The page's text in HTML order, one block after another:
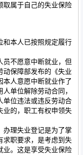
取属于自己的失业保险
本人已按照规定履行
不愿意中断就业，但
动保障部发布的《失业
本人意愿中断就业作了
单位解除劳动合同，
单位违法或违反劳动合
业的，职工有权申领失
理失业登记是为了掌
求职要求，是考虑到失
业。这是享受失业保险